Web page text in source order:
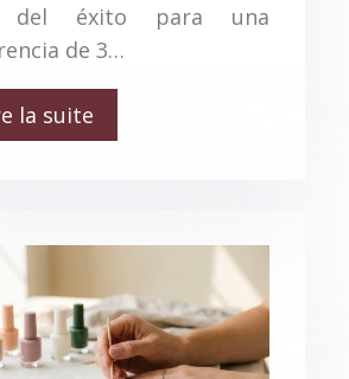
del éxito para una
de 3…
la suite